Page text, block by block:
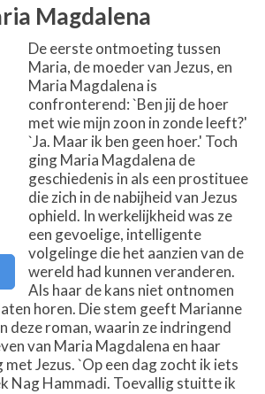
Magdalena
De eerste ontmoeting tussen
Maria, de moeder van Jezus, en
Maria Magdalena is
confronterend: `Ben jij de hoer
met wie mijn zoon in zonde leeft?'
`Ja. Maar ik ben geen hoer.' Toch
ging Maria Magdalena de
geschiedenis in als een prostituee
die zich in de nabijheid van Jezus
ophield. In werkelijkheid was ze
een gevoelige, intelligente
volgelinge die het aanzien van de
wereld had kunnen veranderen.
Als haar de kans niet ontnomen
horen. Die stem geeft Marianne
deze roman, waarin ze indringend
van Maria Magdalena en haar
Jezus. `Op een dag zocht ik iets
Nag Hammadi. Toevallig stuitte ik